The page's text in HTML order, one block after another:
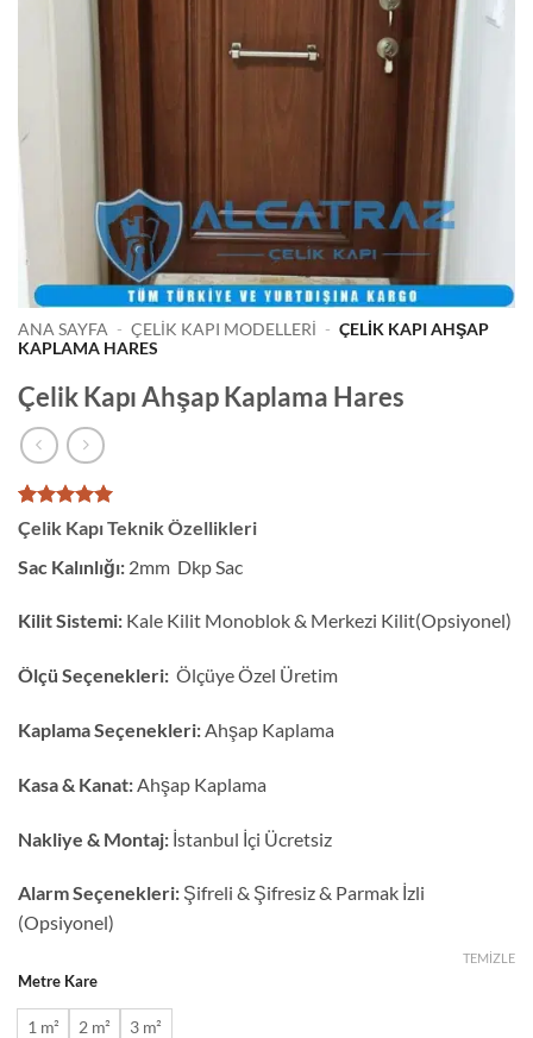
ANA SAYFA - ÇELIK KAPI MODELLERI - ÇELIK KAPI AHŞAP
KAPLAMA HARES
Çelik Kapı Ahşap Kaplama Hares
1
müşteri
puanına
dayanarak
5 üzerinden
Çelik Kapı Teknik Özellikleri
Sac Kalınlığı: 2mm Dkp Sac
Kilit Sistemi: Kale Kilit Monoblok & Merkezi Kilit(Opsiyonel)
Ölçü Seçenekleri: Ölçüye Özel Üretim
Kaplama Seçenekleri:Ahşap Kaplama
Kasa & Kanat:Ahşap Kaplama
Nakliye & Montaj: İstanbul İçi Ücretsiz
Alarm Seçenekleri: Şifreli & Şifresiz & Parmak İzli
(Opsiyonel)
Metre Kare
1 m² 2 m² 3 m²
TEMIZLE